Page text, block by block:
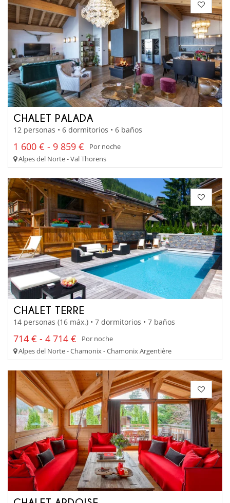
CHALET PALADA
12 personas • 6 dormitorios • 6 baños
1 600 € - 9 859 €
Por noche
Alpes del Norte - Val Thorens
CHALET TERRE
14 personas (16 máx.) • 7 dormitorios • 7 baños
714 € - 4 714 €
Por noche
Alpes del Norte - Chamonix - Chamonix Argentière